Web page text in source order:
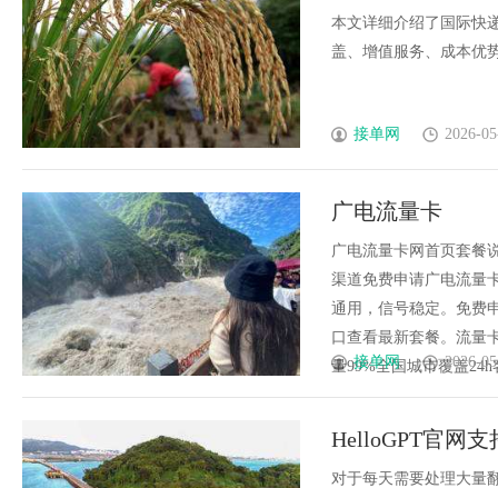
本文详细介绍了国际快
盖、增值服务、成本优
接单网 2026-
广电流量卡
广电流量卡网首页套餐
渠道免费申请广电流量
通用，信号稳定。免费
口查看最新套餐。流量
量99%全国城市覆盖
接单网 2026-
HelloGPT官网
对于每天需要处理大量
配眼镜 550FC30耐磨改性颗粒：提升材
能的新选择